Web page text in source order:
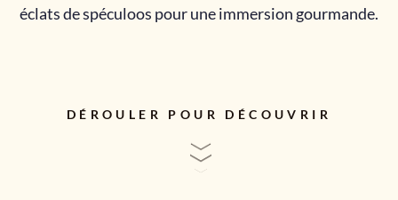
éclats de spéculoos pour une immersion gourmande.
DÉROULER POUR DÉCOUVRIR